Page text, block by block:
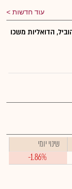
עוד חדשות
הדואליות משכו
שינוי יומי
-1.86%